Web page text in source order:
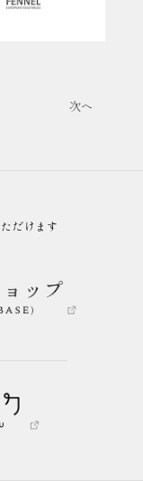
次へ
だけます